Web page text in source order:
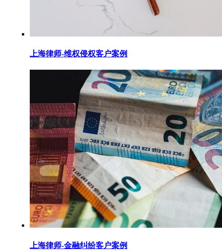
上海律师-维权侵权客户案例
上海律师-金融纠纷客户案例